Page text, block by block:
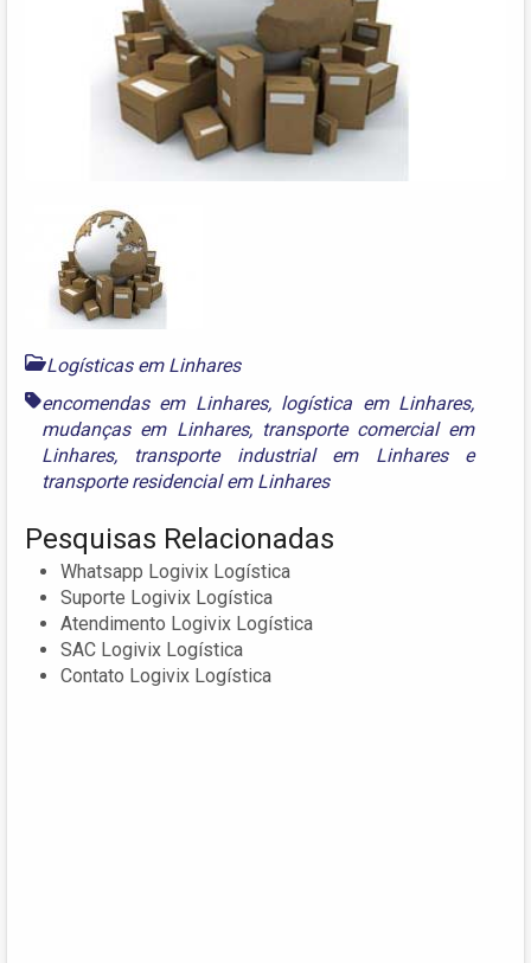
Logísticas em Linhares
encomendas em Linhares, logística em Linhares,
mudanças em Linhares, transporte comercial em
Linhares, transporte industrial em Linharese
transporte residencial em Linhares
Pesquisas Relacionadas
Whatsapp Logivix Logística
Suporte Logivix Logística
Atendimento Logivix Logística
SAC Logivix Logística
Contato Logivix Logística